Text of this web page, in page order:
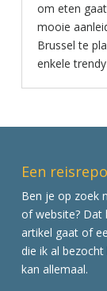
om eten
mooie
Brussel te
enkele
Een
Ben je op zoek
of website? Dat
artikel gaat of
die ik al
kan allemaal.